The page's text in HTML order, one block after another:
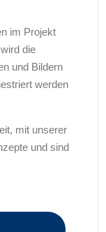
im Projekt
die
und Bildern
werden
mit unserer
und sind